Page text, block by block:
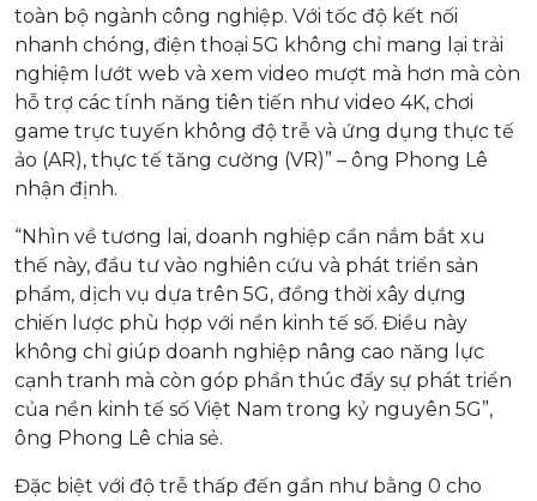
toàn bộ ngành công nghiệp. Với tốc độ kết nối
nhanh chóng, điện thoại 5G không chỉ mang lại trải
nghiệm lướt web và xem video mượt mà hơn mà còn
hỗ trợ các tính năng tiên tiến như video 4K, chơi
game trực tuyến không độ trễ và ứng dụng thực tế
ảo (AR), thực tế tăng cường (VR)” – ông Phong Lê
nhận định.
“Nhìn về tương lai, doanh nghiệp cần nắm bắt xu
thế này, đầu tư vào nghiên cứu và phát triển sản
phẩm, dịch vụ dựa trên 5G, đồng thời xây dựng
chiến lược phù hợp với nền kinh tế số. Điều này
không chỉ giúp doanh nghiệp nâng cao năng lực
cạnh tranh mà còn góp phần thúc đẩy sự phát triển
của nền kinh tế số Việt Nam trong kỷ nguyên 5G”,
ông Phong Lê chia sẻ.
Đặc biệt với độ trễ thấp đến gần như bằng 0 cho